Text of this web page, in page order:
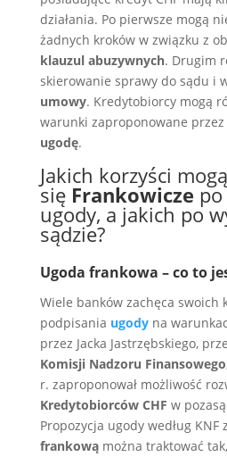
działania. Po pierwsze mogą
żadnych kroków w związku z
klauzul abuzywnych. Drugim
skierowanie sprawy do sądu i
umowy. Kredytobiorcy mogą
warunki zaproponowane
ugodę.
Jakich korzyści
się Frankowicze
ugody, a jakich po
sądzie?
Ugoda frankowa – co to
Wiele banków zachęca swoich
podpisania ugody na
przez Jacka Jastrzębskiego,
Komisji Nadzoru Finansowego
r. zaproponował możliwość
Kredytobiorców CHF w
Propozycja ugody według KNF
frankowąmożna traktować